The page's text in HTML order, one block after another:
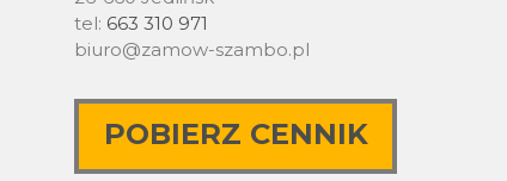
tel: 663 310 971
biuro@zamow-szambo.pl
POBIERZ CENNIK